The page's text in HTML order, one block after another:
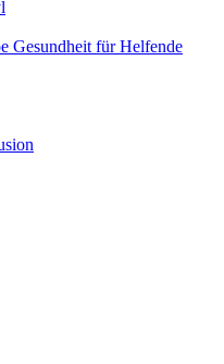
Gesundheit für Helfende